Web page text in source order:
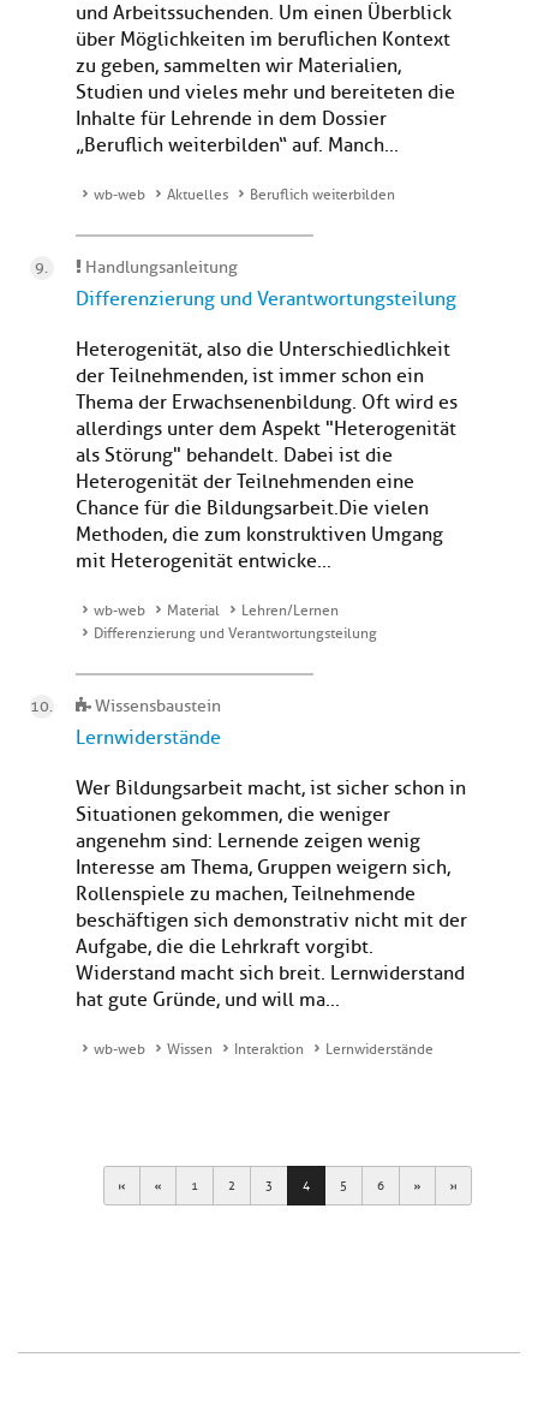
und Arbeitssuchenden. Um einen Überblick
über Möglichkeiten im beruflichen Kontext
zu geben, sammelten wir Materialien,
Studien und vieles mehr und bereiteten die
Inhalte für Lehrende in dem Dossier
„Beruflich weiterbilden“ auf. Manch...
wb-web Aktuelles Beruflich weiterbilden
Handlungsanleitung
Differenzierung und Verantwortungsteilung
Heterogenität, also die Unterschiedlichkeit
der Teilnehmenden, ist immer schon ein
Thema der Erwachsenenbildung. Oft wird es
allerdings unter dem Aspekt "Heterogenität
als Störung" behandelt. Dabei ist die
Heterogenität der Teilnehmenden eine
Chance für die Bildungsarbeit.Die vielen
Methoden, die zum konstruktiven Umgang
mit Heterogenität entwicke...
wb-web Material
Lehren/Lernen
Differenzierung und Verantwortungsteilung
Wissensbaustein
Lernwiderstände
Wer Bildungsarbeit macht, ist sicher schon in
Situationen gekommen, die weniger
angenehm sind: Lernende zeigen wenig
Interesse am Thema, Gruppen weigern sich,
Rollenspiele zu machen, Teilnehmende
beschäftigen sich demonstrativ nicht mit der
Aufgabe, die die Lehrkraft vorgibt.
Widerstand macht sich breit. Lernwiderstand
hat gute Gründe, und will ma...
wb-web Wissen Interaktion Lernwiderstände
First Previous
1 2 3 4 5 6 Next Last